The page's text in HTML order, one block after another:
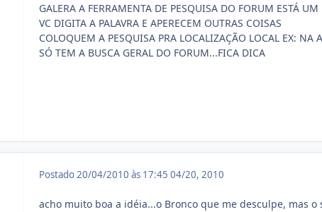
GALERA A FERRAMENTA DE PESQUISA DO FORUM ESTÁ
VC DIGITA A PALAVRA E APERECEM OUTRAS COISAS
COLOQUEM A PESQUISA PRA LOCALIZAÇÃO LOCAL EX:
SÓ TEM A BUSCA GERAL DO FORUM...FICA DICA
Postado20/04/2010 às 17:45 04/20, 2010
acho muito boa a idéia...o Bronco que me desculpe, mas